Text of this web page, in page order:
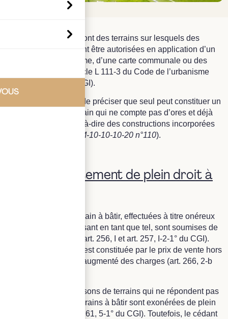
Les terrains à bâtir sont des terrains sur lesquels des
constructions peuvent être autorisées en application d’un
plan local d’urbanisme, d’une carte communale ou des
dispositions de l’article L 111-3 du Code de l’urbanisme
257, I-2-1° du CGI).
Il convient toutefois de préciser que seul peut constituer un
terrain à bâtir un terrain qui ne compte pas d’ores et déjà
des bâtiments, c’est-à-dire des constructions incorporées
BOI-TVA-IMM-10-10-10-20 n°110).
I. L’assujettissement de plein droit à
Les livraisons de terrain à bâtir, effectuées à titre onéreux
par un assujetti agissant en tant que tel, sont soumises de
plein droit à la TVA (art. 256, I et art. 257, I-2-1° du CGI).
L’assiette de la TVA est constituée par le prix de vente hors
taxe de l’immeuble, augmenté des charges (art. 266, 2-b
A contrario, les livraisons de terrains qui ne répondent pas
à la définition des terrains à bâtir sont exonérées de plein
droit de la TVA (art. 261, 5-1° du CGI). Toutefois, le cédant